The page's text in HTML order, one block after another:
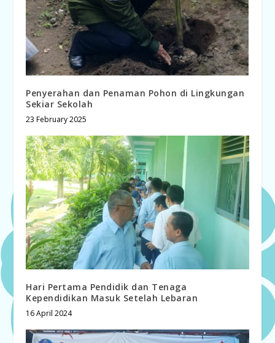
Penyerahan dan Penaman Pohon di Lingkungan
Sekiar Sekolah
23 February 2025
Hari Pertama Pendidik dan Tenaga
Kependidikan Masuk Setelah Lebaran
16 April 2024